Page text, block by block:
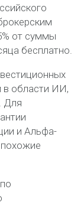
от суммы
бесплатно.
в области ИИ,
Для
и Альфа-